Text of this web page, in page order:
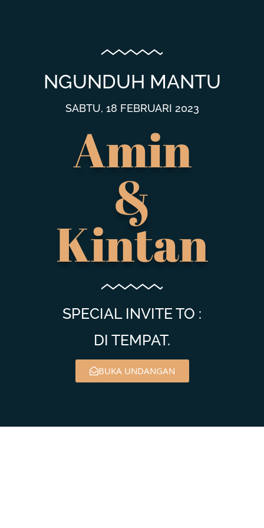
NGUNDUH MANTU
SABTU, 18 FEBRUARI 2023
Amin
&
Kintan
SPECIAL INVITE TO :
DI TEMPAT.
BUKA UNDANGAN